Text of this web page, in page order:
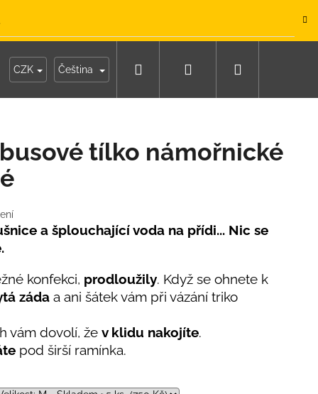
Moje objednávka
CZK Čeština Hledat Přihlášení
tílko námořnické
a šplouchající voda na přídi... Nic se
konfekci, prodloužily. Když se ohnete k
záda a ani šátek vám při vázání triko
vám dovolí, že v klidu nakojíte.
pod širší ramínka.
NÁMOŘNICKÉ